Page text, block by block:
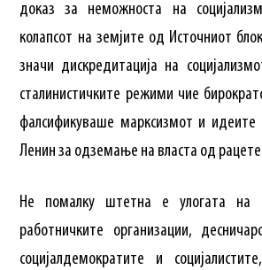
доказ за неможноста на
колапсот на земјите од Источниот
значи дискредитација на
сталинистичките режими чие
фалсификуваше марксизмот и идеите
Ленин за одземање на власта од
Не помалку штетна е улогата на
работничките организации,
социјалдемократите и